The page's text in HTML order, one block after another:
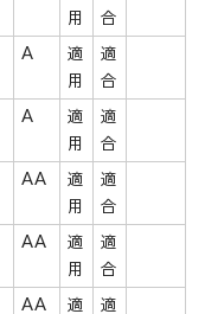
用
合
A
適
用
適
合
A
適
用
適
合
AA
適
用
適
合
AA
適
用
適
合
AA
適
適